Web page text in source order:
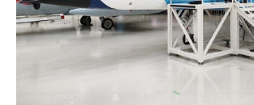
オンライン学習
アウトリーチ